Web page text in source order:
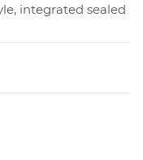
integrated sealed